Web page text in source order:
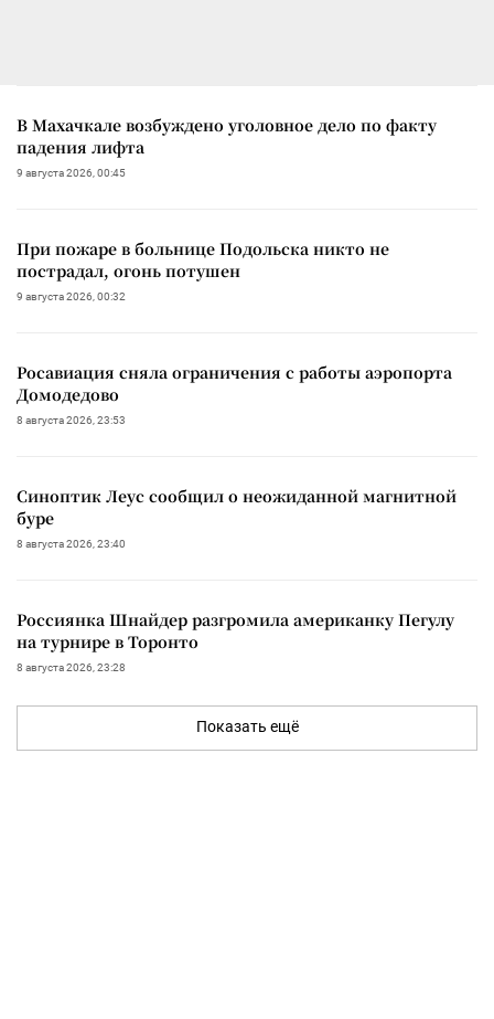
В Махачкале возбуждено уголовное дело по факту
падения лифта
9 августа 2026, 00:45
При пожаре в больнице Подольска никто не
пострадал, огонь потушен
9 августа 2026, 00:32
Росавиация сняла ограничения с работы аэропорта
Домодедово
8 августа 2026, 23:53
Синоптик Леус сообщил о неожиданной магнитной
буре
8 августа 2026, 23:40
Россиянка Шнайдер разгромила американку Пегулу
на турнире в Торонто
8 августа 2026, 23:28
Показать ещё